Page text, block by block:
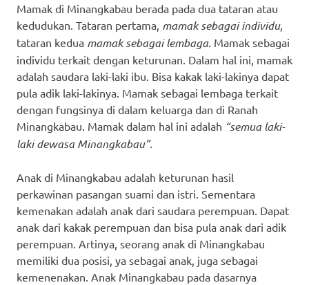
Mamak di Minangkabau berada pada dua tataran atau
kedudukan. Tataran pertama, mamak sebagai individu,
tataran kedua mamak sebagai lembaga. Mamak sebagai
individu terkait dengan keturunan. Dalam hal ini, mamak
adalah saudara laki-laki ibu. Bisa kakak laki-lakinya dapat
pula adik laki-lakinya. Mamak sebagai lembaga terkait
dengan fungsinya di dalam keluarga dan di Ranah
Minangkabau. Mamak dalam hal ini adalah “semua laki-
laki dewasa Minangkabau”.
Anak di Minangkabau adalah keturunan hasil
perkawinan pasangan suami dan istri. Sementara
kemenakan adalah anak dari saudara perempuan. Dapat
anak dari kakak perempuan dan bisa pula anak dari adik
perempuan. Artinya, seorang anak di Minangkabau
memiliki dua posisi, ya sebagai anak, juga sebagai
kemenenakan. Anak Minangkabau pada dasarnya